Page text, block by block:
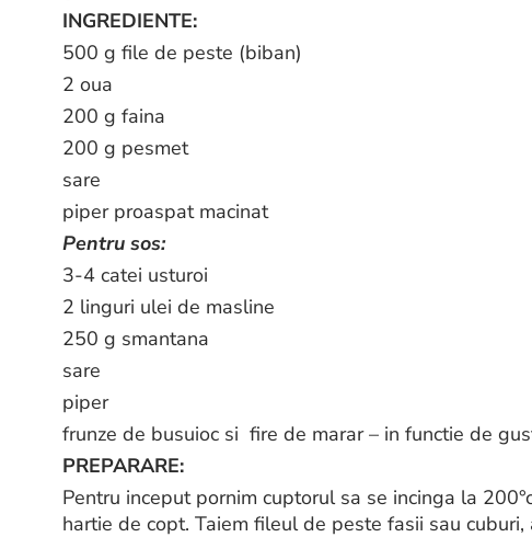
INGREDIENTE:
500 g file de peste (biban)
2 oua
200 g faina
200 g pesmet
sare
piper proaspat macinat
Pentru sos:
3-4 catei usturoi
2 linguri ulei de masline
250 g smantana
sare
piper
frunze de busuioc si fire de marar – in functie de
PREPARARE:
Pentru inceput pornim cuptorul sa se incinga la
hartie de copt. Taiem fileul de peste fasii sau